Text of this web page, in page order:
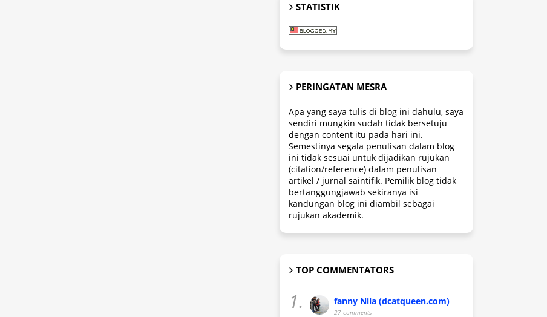
STATISTIK
PERINGATAN MESRA
Apa yang saya tulis di blog ini dahulu, saya
sendiri mungkin sudah tidak bersetuju
dengan content itu pada hari ini.
Semestinya segala penulisan dalam blog
ini tidak sesuai untuk dijadikan rujukan
(citation/reference) dalam penulisan
artikel / jurnal saintifik. Pemilik blog tidak
bertanggungjawab sekiranya isi
kandungan blog ini diambil sebagai
rujukan akademik.
TOP COMMENTATORS
1. fanny Nila (dcatqueen.com)
27 comments